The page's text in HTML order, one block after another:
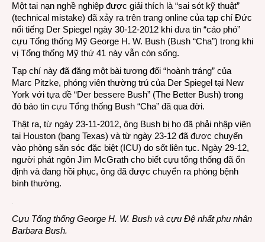
Mỹ
H.
Đức
Một tai nạn nghề nghiệp được giải thích là “sai sót kỹ thuật”
(technical mistake) đã xảy ra trên trang online của tạp chí Đức
nổi tiếng Der Spiegel ngày 30-12-2012 khi đưa tin “cáo phó”
cựu Tổng thống Mỹ George H. W. Bush (Bush “Cha”) trong khi
vị Tổng thống Mỹ thứ 41 này vẫn còn sống.
Tạp chí này đã đăng một bài tương đối “hoành tráng” của
Marc Pitzke, phóng viên thường trú của Der Spiegel tại New
York với tựa đề “Der bessere Bush” (The Better Bush) trong
đó báo tin cựu Tổng thống Bush “Cha” đã qua đời.
Thật ra, từ ngày 23-11-2012, ông Bush bị ho đã phải nhập viện
tại Houston (bang Texas) và từ ngày 23-12 đã được chuyển
vào phòng săn sóc đặc biệt (ICU) do sốt liên tục. Ngày 29-12,
người phát ngôn Jim McGrath cho biết cựu tổng thống đã ổn
định và đang hồi phục, ông đã được chuyển ra phòng bệnh
bình thường.
Cựu Tổng thống George H. W. Bush và cựu Đệ nhất phu nhân
Barbara Bush.